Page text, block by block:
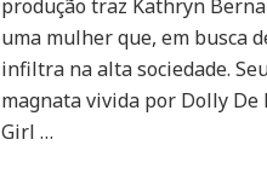
produção traz Kathryn
uma mulher que, em busca
infiltra na alta sociedade.
magnata vivida por Dolly De
Girl …